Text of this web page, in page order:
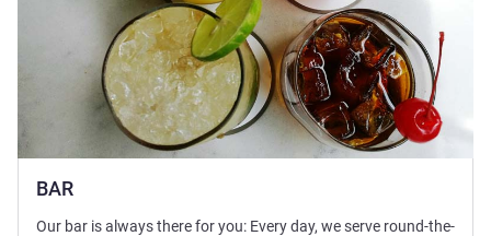
BAR
Our bar is always there for you: Every day, we serve round-the-